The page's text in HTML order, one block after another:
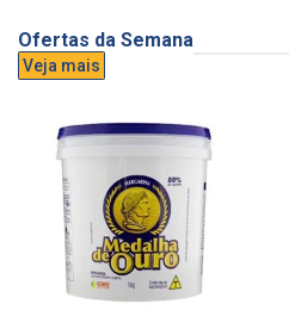
Ofertas da Semana
Veja mais